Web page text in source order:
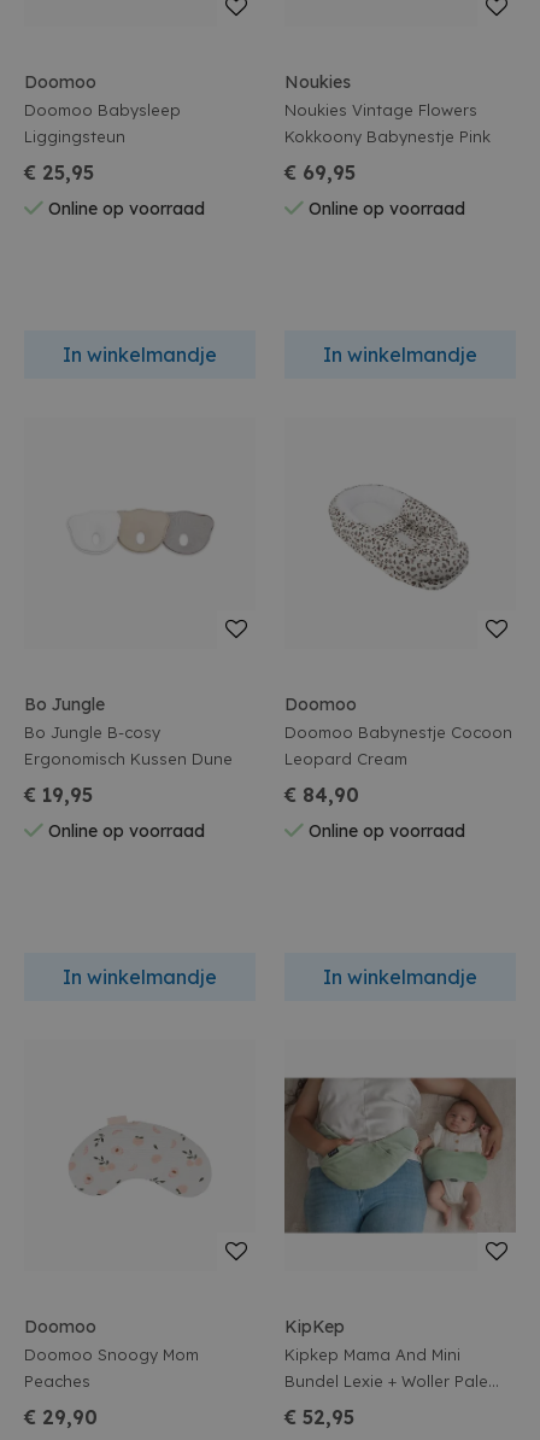
Doomoo
Doomoo Babysleep
Liggingsteun
€ 25,95
Online op voorraad
In winkelmandje
Noukies
Noukies Vintage Flowers
Kokkoony Babynestje Pink
€ 69,95
Online op voorraad
In winkelmandje
Bo Jungle
Bo Jungle B-cosy
Ergonomisch Kussen Dune
€ 19,95
Online op voorraad
In winkelmandje
Doomoo
Doomoo Babynestje Cocoon
Leopard Cream
€ 84,90
Online op voorraad
In winkelmandje
Doomoo
Doomoo Snoogy Mom
Peaches
€ 29,90
KipKep
Kipkep Mama And Mini
Bundel Lexie + Woller Pale
Green
€ 52,95